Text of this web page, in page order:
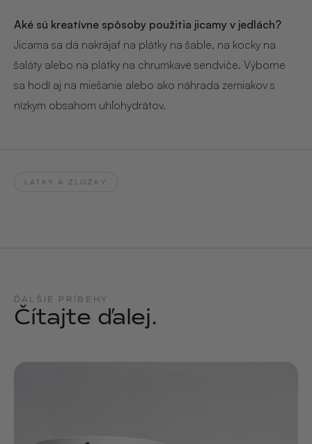
Aké sú kreatívne spôsoby použitia jicamy v jedlách?
Jicama sa dá nakrájať na plátky na šable, na kocky na
šaláty alebo na plátky na chrumkavé sendviče. Výborne
sa hodí aj na miešanie alebo ako náhrada zemiakov s
nízkym obsahom uhľohydrátov.
LÁTKY A ZLOŽKY
ĎALŠIE PRÍBEHY
Čítajte ďalej.